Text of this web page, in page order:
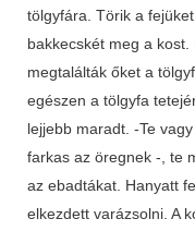
tölgyfára. Törik a
bakkecskét meg a
megtalálták őket a
egészen a tölgyfa
lejjebb maradt. -Te
farkas az öregnek -, te
az ebadtákat. Hanyatt
elkezdett varázsolni. A